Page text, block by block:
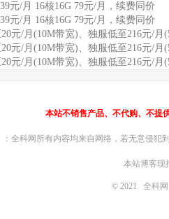
元/月 16核16G 79元/月，续费同价
元/月 16核16G 79元/月，续费同价
元/月(10M带宽)、独服低至216元/月
元/月(10M带宽)、独服低至216元/月
元/月(10M带宽)、独服低至216元/月
本站不销售产品、不代购、不提
：全科网所有内容均来自网络，若无意侵犯
本站博客现
© 2021 全科网